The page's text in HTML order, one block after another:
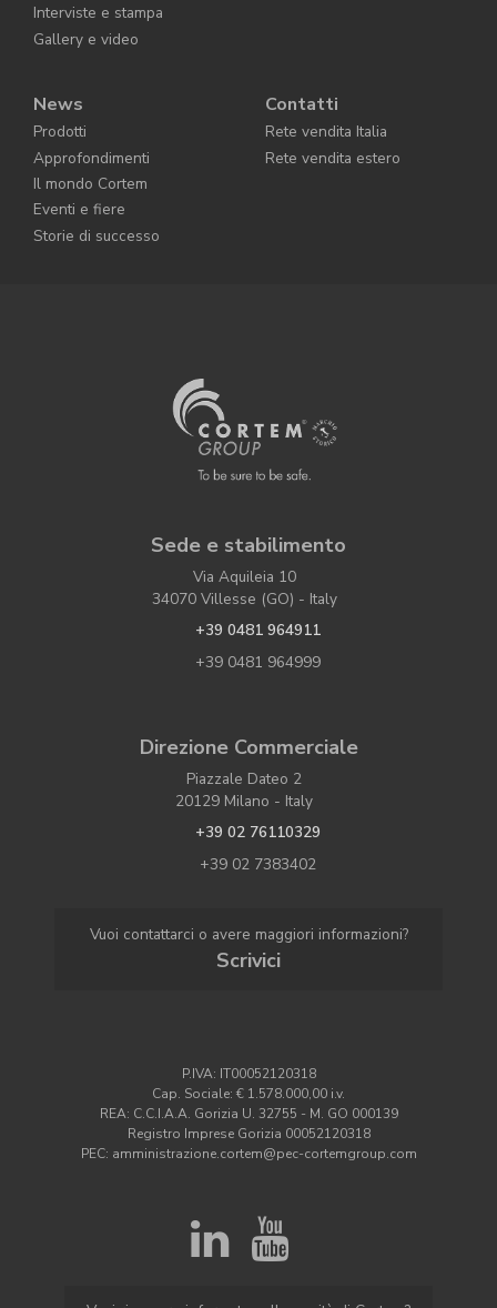
Interviste e stampa
Gallery e video
News
Prodotti
Approfondimenti
Il mondo Cortem
Eventi e fiere
Storie di successo
Contatti
Rete vendita Italia
Rete vendita estero
Sede e stabilimento
Via Aquileia 10
34070 Villesse (GO) - Italy
+39 0481 964911
+39 0481 964999
Direzione Commerciale
Piazzale Dateo 2
20129 Milano - Italy
+39 02 76110329
+39 02 7383402
Vuoi contattarci o avere maggiori informazioni?
Scrivici
P.IVA: IT00052120318
Cap. Sociale: € 1.578.000,00 i.v.
REA: C.C.I.A.A. Gorizia U. 32755 - M. GO 000139
Registro Imprese Gorizia 00052120318
PEC: amministrazione.cortem@pec-cortemgroup.com